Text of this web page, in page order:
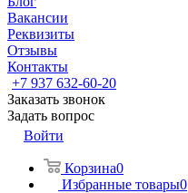
Вакансии
Реквизиты
Отзывы
Контакты
+7 937 632-60-20
Заказать звонок
Задать вопрос
Войти
Корзина0
Избранные товары0